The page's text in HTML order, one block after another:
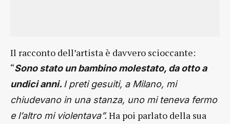
Il racconto dell’artista è davvero scioccante:
“Sono stato un bambino molestato, da otto a
undici anni. I preti gesuiti, a Milano, mi
chiudevano in una stanza, uno mi teneva fermo
e l’altro mi violentava”.Ha poi parlato della sua